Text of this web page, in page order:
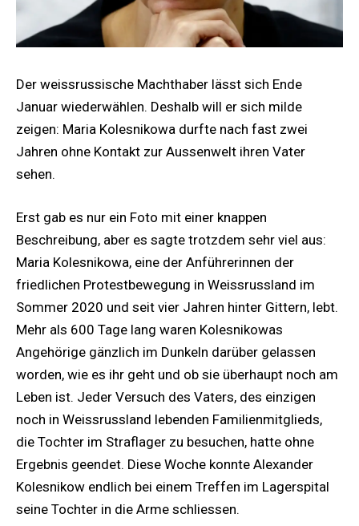
Der weissrussische Machthaber lässt sich Ende
Januar wiederwählen. Deshalb will er sich milde
zeigen: Maria Kolesnikowa durfte nach fast zwei
Jahren ohne Kontakt zur Aussenwelt ihren Vater
sehen.
Erst gab es nur ein Foto mit einer knappen
Beschreibung, aber es sagte trotzdem sehr viel aus:
Maria Kolesnikowa, eine der Anführerinnen der
friedlichen Protestbewegung in Weissrussland im
Sommer 2020 und seit vier Jahren hinter Gittern, lebt.
Mehr als 600 Tage lang waren Kolesnikowas
Angehörige gänzlich im Dunkeln darüber gelassen
worden, wie es ihr geht und ob sie überhaupt noch am
Leben ist. Jeder Versuch des Vaters, des einzigen
noch in Weissrussland lebenden Familienmitglieds,
die Tochter im Straflager zu besuchen, hatte ohne
Ergebnis geendet. Diese Woche konnte Alexander
Kolesnikow endlich bei einem Treffen im Lagerspital
seine Tochter in die Arme schliessen.